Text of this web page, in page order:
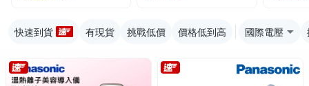
快速到貨 有現貨 挑戰低價 價格低到高 國際電壓